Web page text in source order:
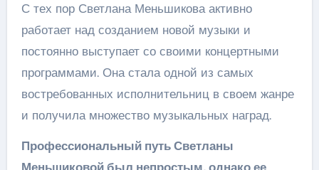
С тех пор Светлана Меньшикова активно
работает над созданием новой музыки и
постоянно выступает со своими концертными
программами. Она стала одной из самых
востребованных исполнительниц в своем жанре
и получила множество музыкальных наград.
Профессиональный путь Светланы